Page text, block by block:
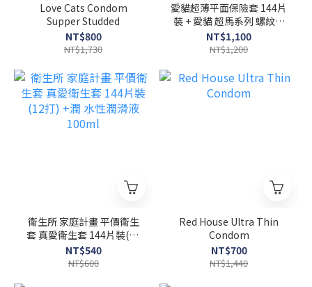
Love Cats Condom
Supper Studded
NT$800
NT$1,730
愛貓超薄平面保險套 144片
裝 + 愛貓 超馬系列 螺紋顆
粒保險套(持久型) 12片裝
特惠組
NT$1,100
NT$1,200
衛生所 家庭計畫 平價衛生
套 真愛衛生套 144片裝(12
打) +潤 水性潤滑液 100ml
NT$540
NT$600
Red House Ultra Thin
Condom
NT$700
NT$1,440